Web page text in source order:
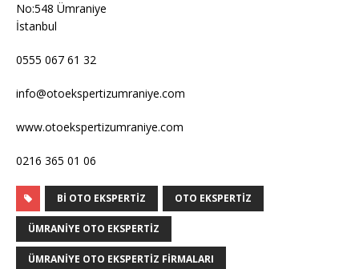
No:548 Ümraniye
İstanbul
0555 067 61 32
info@otoekspertizumraniye.com
www.otoekspertizumraniye.com
0216 365 01 06
BI OTO EKSPERTIZ OTO EKSPERTIZ
ÜMRANIYE OTO EKSPERTIZ
ÜMRANIYE OTO EKSPERTIZ FIRMALARI